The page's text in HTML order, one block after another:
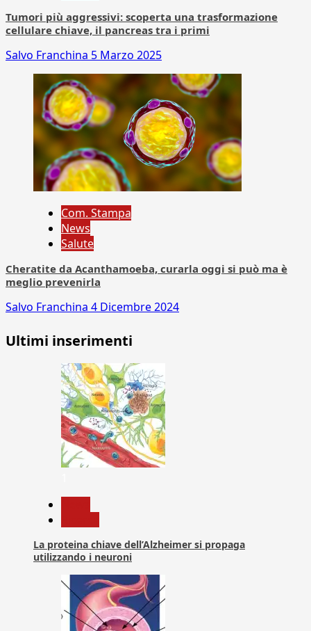
Tumori più aggressivi: scoperta una trasformazione
cellulare chiave, il pancreas tra i primi
Salvo Franchina 5 Marzo 2025
Com. Stampa
News
Salute
Cheratite da Acanthamoeba, curarla oggi si può ma è
meglio prevenirla
Salvo Franchina 4 Dicembre 2024
Ultimi inserimenti
La proteina chiave dell’Alzheimer si propaga
utilizzando i neuroni